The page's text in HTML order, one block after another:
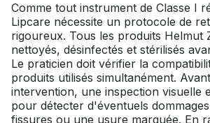
Comme tout instrument de Classe I
Lipcare nécessite un protocole de
rigoureux. Tous les produits Helmut
nettoyés, désinfectés et stérilisés
Le praticien doit vérifier la
produits utilisés simultanément.
intervention, une inspection visuelle
pour détecter d'éventuels
fissures ou une usure marquée. En